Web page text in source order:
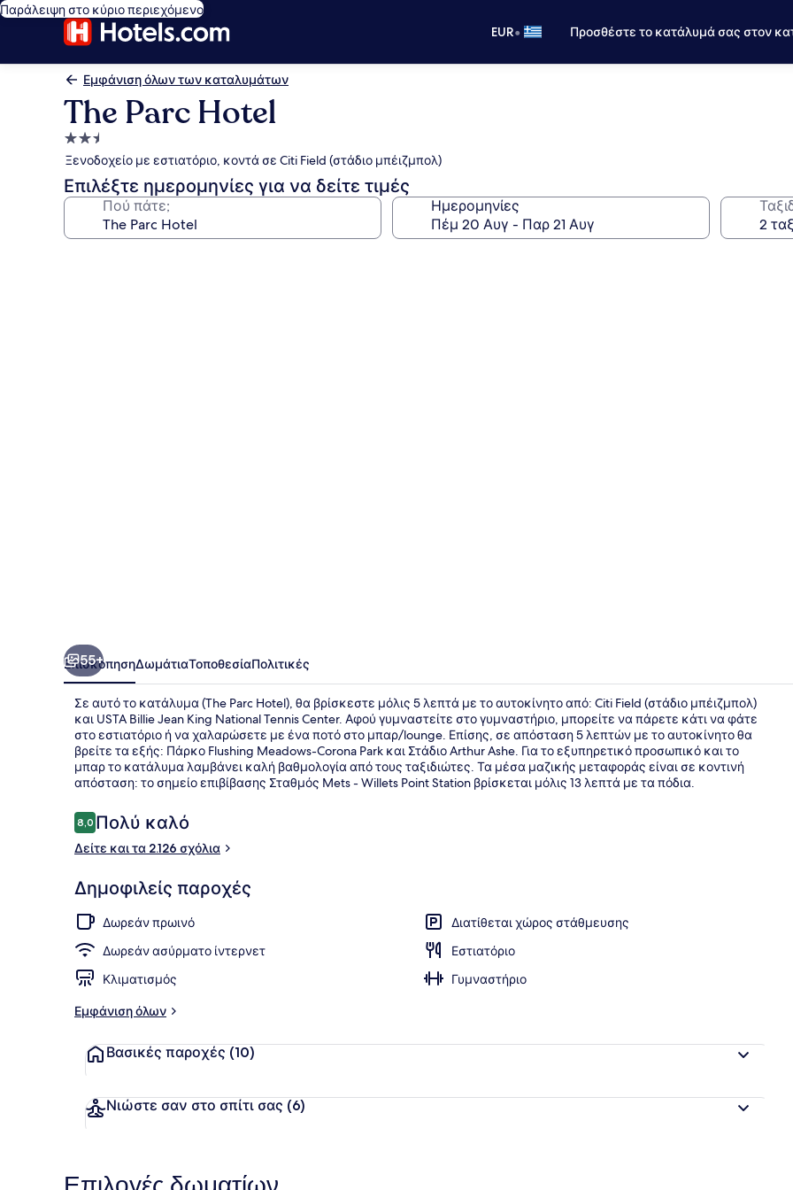
Παράλειψη στο κύριο περιεχόμενο
EUR• Προσθέστε το κατάλυμά σας στον
Εμφάνιση όλων των καταλυμάτων
The Parc Hotel
Κατάλυμα
με
2.5
αστέρια
Ξενοδοχείο με εστιατόριο, κοντά σε Citi Field (στάδιο μπέιζμπολ)
Επιλέξτε ημερομηνίες για να δείτε τιμές
Πού πάτε; Ημερομηνίες
Εξωτερικοί
55+
ΕπισκόπησηΔωμάτιαΤοποθεσίαΠολιτικές
Σε αυτό το κατάλυμα (The Parc Hotel), θα βρίσκεστε μόλις 5 λεπτά με το αυτοκίνητο από: Citi Field (στάδιο μπέιζμπολ)
και USTA Billie Jean King National Tennis Center. Αφού γυμναστείτε στο γυμναστήριο, μπορείτε να πάρετε κάτι να φάτε
στο εστιατόριο ή να χαλαρώσετε με ένα ποτό στο μπαρ/lounge. Επίσης, σε απόσταση 5 λεπτών με το αυτοκίνητο θα
βρείτε τα εξής: Πάρκο Flushing Meadows-Corona Park και Στάδιο Arthur Ashe. Για το εξυπηρετικό προσωπικό και το
μπαρ το κατάλυμα λαμβάνει καλή βαθμολογία από τους ταξιδιώτες. Τα μέσα μαζικής μεταφοράς είναι σε κοντινή
απόσταση: το σημείο επιβίβασης Σταθμός Mets - Willets Point Station βρίσκεται μόλις 13 λεπτά με τα πόδια.
Σχόλια
8,08,0 στα 10
Πολύ καλό
Δείτε και τα 2.126 σχόλια
Δημοφιλείς παροχές
Δωρεάν πρωινό
Διατίθεται χώρος στάθμευσης
Δωρεάν ασύρματο ίντερνετ
Εστιατόριο
Κλιματισμός
Γυμναστήριο
Εμφάνιση όλων
Βασικές παροχές (10)
Νιώστε σαν στο σπίτι σας (6)